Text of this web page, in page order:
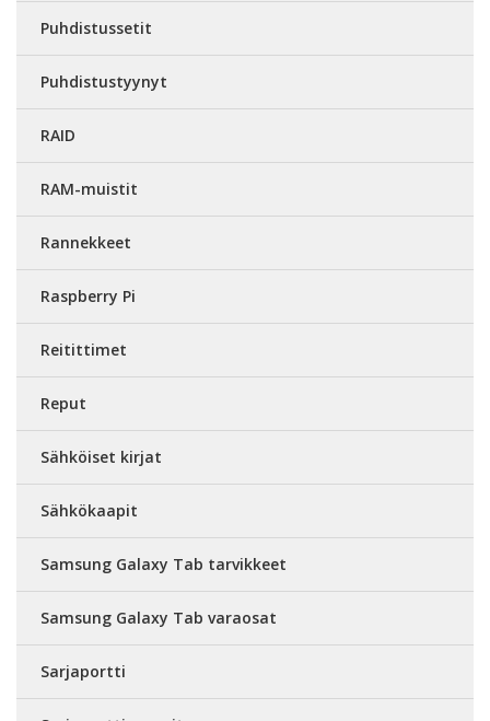
Puhdistussetit
Puhdistustyynyt
RAID
RAM-muistit
Rannekkeet
Raspberry Pi
Reitittimet
Reput
Sähköiset kirjat
Sähkökaapit
Samsung Galaxy Tab tarvikkeet
Samsung Galaxy Tab varaosat
Sarjaportti